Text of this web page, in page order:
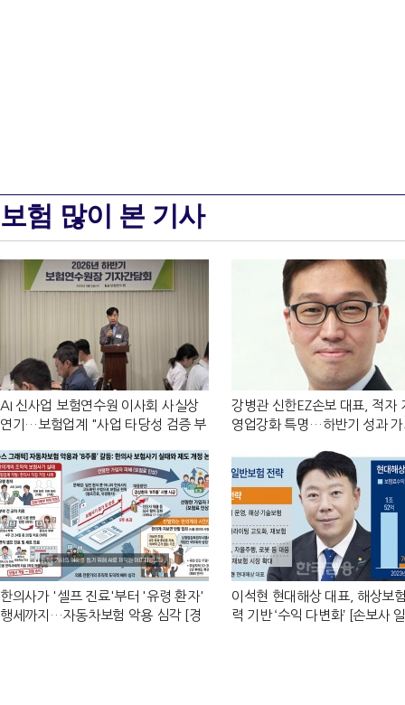
보험 많이 본 기사
AI 신사업 보험연수원 이사회 사실상
연기…보험업계 "사업 타당성 검증 부
강병관 신한EZ손보 대표, 적자
영업강화 특명…하반기 성과
한의사가 '셀프 진료'부터 '유령 환자'
행세까지…자동차보험 악용 심각 [경
이석현 현대해상 대표, 해상보
력 기반 ‘수익 다변화ʼ [손보사